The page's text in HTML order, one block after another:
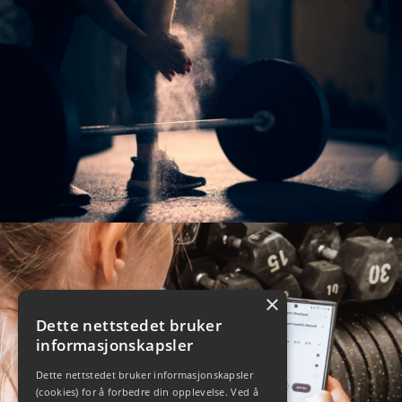
×
Dette nettstedet bruker
informasjonskapsler
Dette nettstedet bruker informasjonskapsler
(cookies) for å forbedre din opplevelse. Ved å